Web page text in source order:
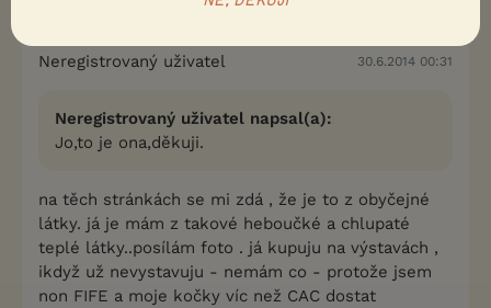
Neregistrovaný uživatel 30.6.2014 00:31
Neregistrovaný uživatel napsal(a):
Jo,to je ona,děkuji.
na těch stránkách se mi zdá , že je to z obyčejné
látky. já je mám z takové heboučké a chlupaté
teplé látky..posílám foto . já kupuju na výstavách ,
ikdyž už nevystavuju - nemám co - protože jsem
non FIFE a moje kočky víc než CAC dostat